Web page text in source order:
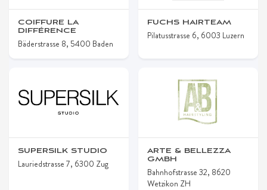
COIFFURE LA
DIFFÉRENCE
Bäderstrasse 8, 5400 Baden
FUCHS HAIRTEAM
Pilatusstrasse 6, 6003 Luzern
SUPERSILK STUDIO
Lauriedstrasse 7, 6300 Zug
ARTE & BELLEZZA
GMBH
Bahnhofstrasse 32, 8620
Wetzikon ZH